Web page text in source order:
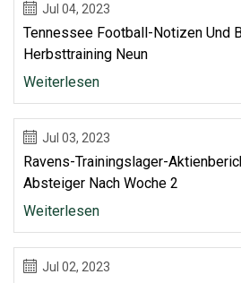
Jul 04, 2023
Tennessee Football-Notizen Und
Herbsttraining Neun
Weiterlesen
Jul 03, 2023
Ravens-Trainingslager-
Absteiger Nach Woche 2
Weiterlesen
Jul 02, 2023